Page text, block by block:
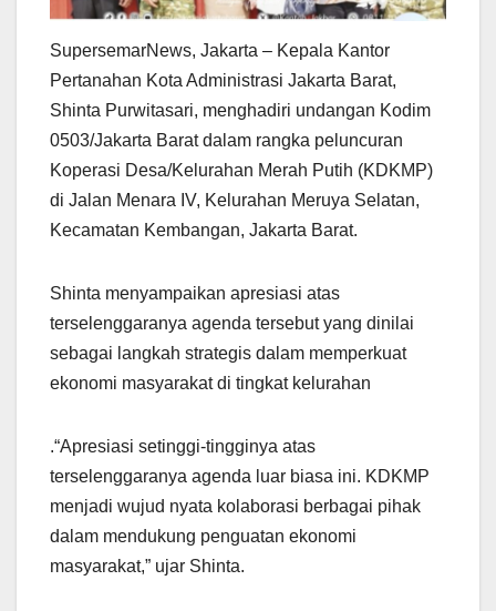
SupersemarNews, Jakarta – Kepala Kantor
Pertanahan Kota Administrasi Jakarta Barat,
Shinta Purwitasari, menghadiri undangan Kodim
0503/Jakarta Barat dalam rangka peluncuran
Koperasi Desa/Kelurahan Merah Putih (KDKMP)
di Jalan Menara IV, Kelurahan Meruya Selatan,
Kecamatan Kembangan, Jakarta Barat.
Shinta menyampaikan apresiasi atas
terselenggaranya agenda tersebut yang dinilai
sebagai langkah strategis dalam memperkuat
ekonomi masyarakat di tingkat kelurahan
.“Apresiasi setinggi-tingginya atas
terselenggaranya agenda luar biasa ini. KDKMP
menjadi wujud nyata kolaborasi berbagai pihak
dalam mendukung penguatan ekonomi
masyarakat,” ujar Shinta.